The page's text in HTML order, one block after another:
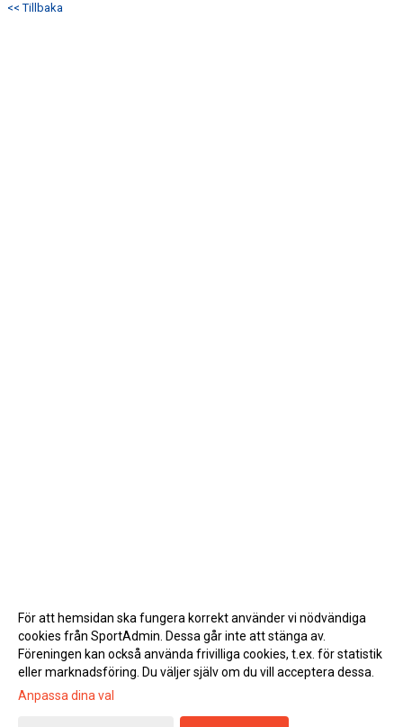
<< Tillbaka
Gå till Webbversion
För att hemsidan ska fungera korrekt använder vi nödvändiga
cookies från SportAdmin. Dessa går inte att stänga av.
Föreningen kan också använda frivilliga cookies, t.ex. för statistik
eller marknadsföring. Du väljer själv om du vill acceptera dessa.
Anpassa dina val